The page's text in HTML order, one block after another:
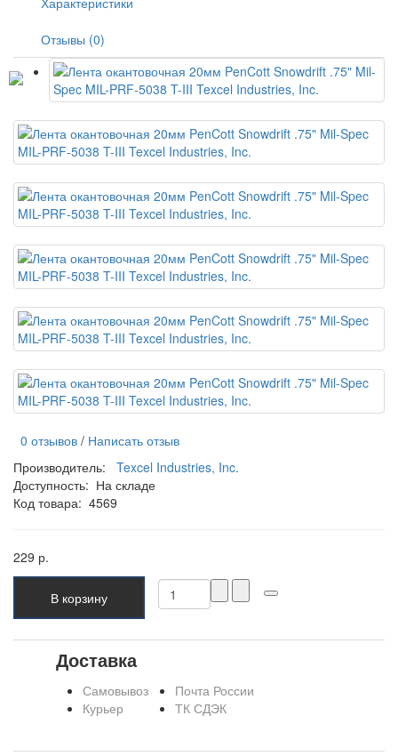
Отзывы (0)
0 отзывов / Написать отзыв
Производитель:
Texcel Industries, Inc.
Доступность: На складе
Код товара: 4569
229 р.
В корзину
Доставка
Самовывоз
Курьер
Почта России
ТК СДЭК